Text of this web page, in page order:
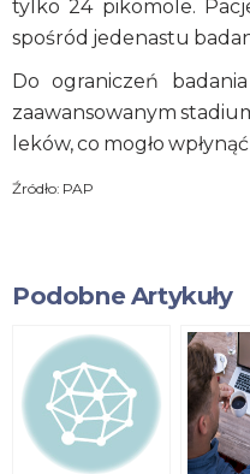
tylko 24 pikomole.
spośród jedenastu
Do ograniczeń
zaawansowanym
leków, co mogło
Źródło: PAP
Podobne Artykuły